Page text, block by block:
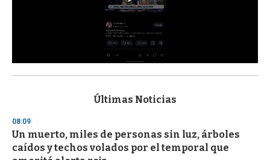
s
d
s
o
f
Últimas Noticias
08:09
Un muerto, miles de personas sin luz, árboles
caídos y techos volados por el temporal que